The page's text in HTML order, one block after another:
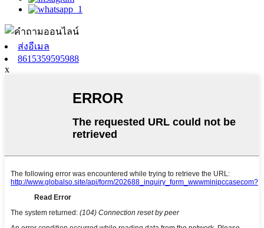
ส่งอีเมล
8615359595988
x